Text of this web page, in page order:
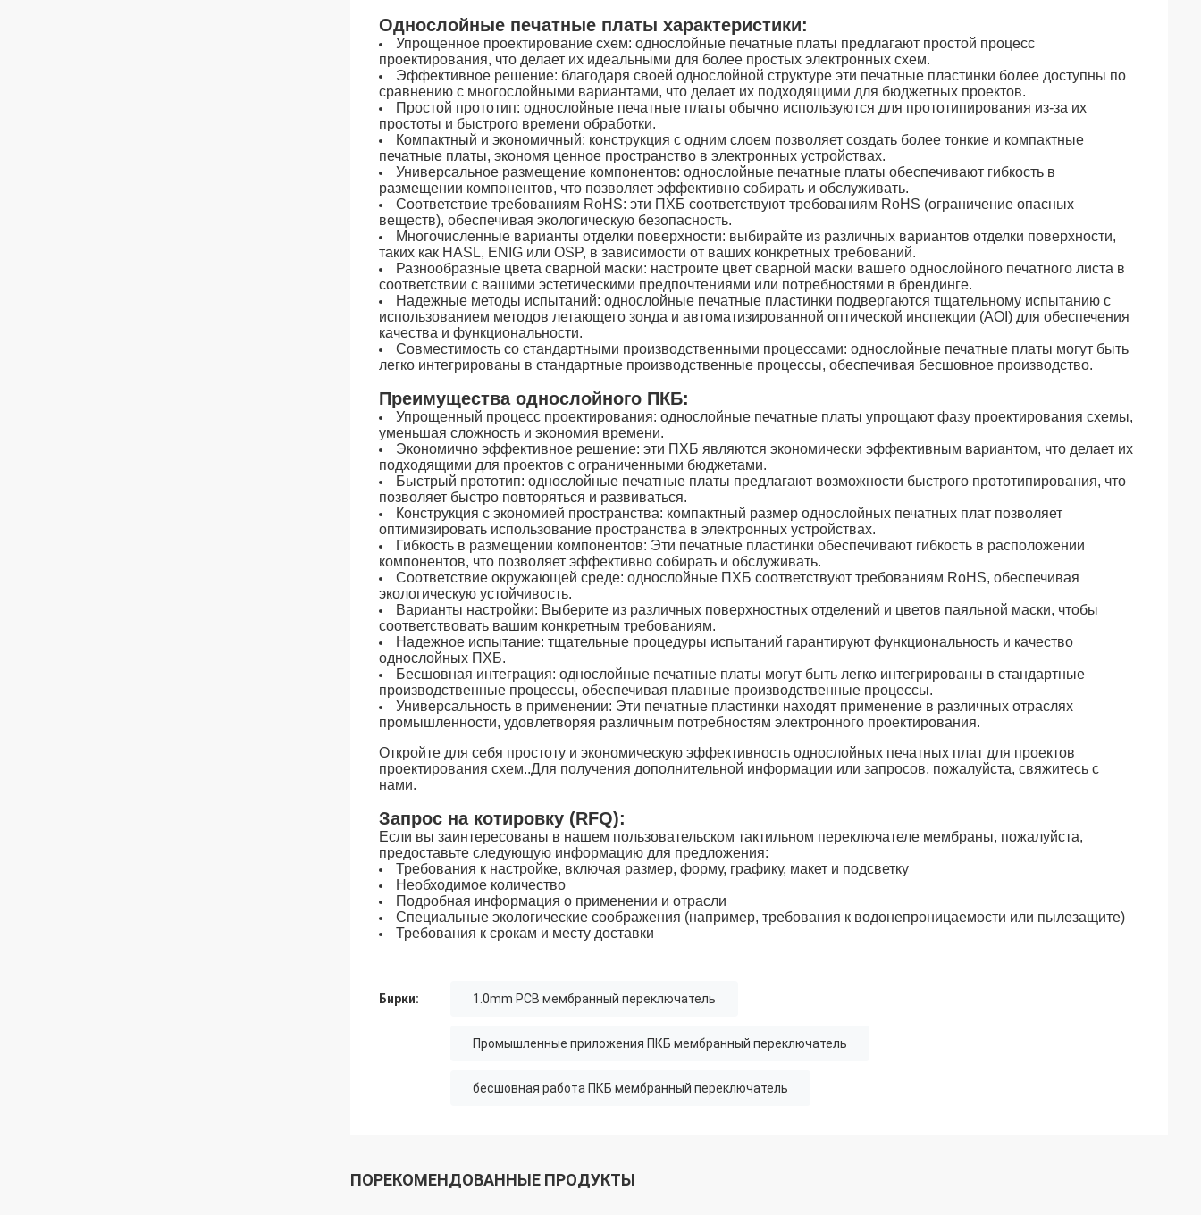
Однослойные печатные платы характеристики:
Упрощенное проектирование схем: однослойные печатные платы предлагают простой процесс
проектирования, что делает их идеальными для более простых электронных схем.
Эффективное решение: благодаря своей однослойной структуре эти печатные пластинки более доступны по
сравнению с многослойными вариантами, что делает их подходящими для бюджетных проектов.
Простой прототип: однослойные печатные платы обычно используются для прототипирования из-за их
простоты и быстрого времени обработки.
Компактный и экономичный: конструкция с одним слоем позволяет создать более тонкие и компактные
печатные платы, экономя ценное пространство в электронных устройствах.
Универсальное размещение компонентов: однослойные печатные платы обеспечивают гибкость в
размещении компонентов, что позволяет эффективно собирать и обслуживать.
Соответствие требованиям RoHS: эти ПХБ соответствуют требованиям RoHS (ограничение опасных
веществ), обеспечивая экологическую безопасность.
Многочисленные варианты отделки поверхности: выбирайте из различных вариантов отделки поверхности,
таких как HASL, ENIG или OSP, в зависимости от ваших конкретных требований.
Разнообразные цвета сварной маски: настроите цвет сварной маски вашего однослойного печатного листа в
соответствии с вашими эстетическими предпочтениями или потребностями в брендинге.
Надежные методы испытаний: однослойные печатные пластинки подвергаются тщательному испытанию с
использованием методов летающего зонда и автоматизированной оптической инспекции (AOI) для обеспечения
качества и функциональности.
Совместимость со стандартными производственными процессами: однослойные печатные платы могут быть
легко интегрированы в стандартные производственные процессы, обеспечивая бесшовное производство.
Преимущества однослойного ПКБ:
Упрощенный процесс проектирования: однослойные печатные платы упрощают фазу проектирования схемы,
уменьшая сложность и экономия времени.
Экономично эффективное решение: эти ПХБ являются экономически эффективным вариантом, что делает их
подходящими для проектов с ограниченными бюджетами.
Быстрый прототип: однослойные печатные платы предлагают возможности быстрого прототипирования, что
позволяет быстро повторяться и развиваться.
Конструкция с экономией пространства: компактный размер однослойных печатных плат позволяет
оптимизировать использование пространства в электронных устройствах.
Гибкость в размещении компонентов: Эти печатные пластинки обеспечивают гибкость в расположении
компонентов, что позволяет эффективно собирать и обслуживать.
Соответствие окружающей среде: однослойные ПХБ соответствуют требованиям RoHS, обеспечивая
экологическую устойчивость.
Варианты настройки: Выберите из различных поверхностных отделений и цветов паяльной маски, чтобы
соответствовать вашим конкретным требованиям.
Надежное испытание: тщательные процедуры испытаний гарантируют функциональность и качество
однослойных ПХБ.
Бесшовная интеграция: однослойные печатные платы могут быть легко интегрированы в стандартные
производственные процессы, обеспечивая плавные производственные процессы.
Универсальность в применении: Эти печатные пластинки находят применение в различных отраслях
промышленности, удовлетворяя различным потребностям электронного проектирования.
Откройте для себя простоту и экономическую эффективность однослойных печатных плат для проектов
проектирования схем..Для получения дополнительной информации или запросов, пожалуйста, свяжитесь с
нами.
Запрос на котировку (RFQ):
Если вы заинтересованы в нашем пользовательском тактильном переключателе мембраны, пожалуйста,
предоставьте следующую информацию для предложения:
Требования к настройке, включая размер, форму, графику, макет и подсветку
Необходимое количество
Подробная информация о применении и отрасли
Специальные экологические соображения (например, требования к водонепроницаемости или пылезащите)
Требования к срокам и месту доставки
Бирки: 1.0mm PCB мембранный переключатель
Промышленные приложения ПКБ мембранный переключатель
бесшовная работа ПКБ мембранный переключатель
ПОРЕКОМЕНДОВАННЫЕ ПРОДУКТЫ